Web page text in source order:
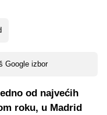
Google izbor
od najvećih
roku, u Madrid